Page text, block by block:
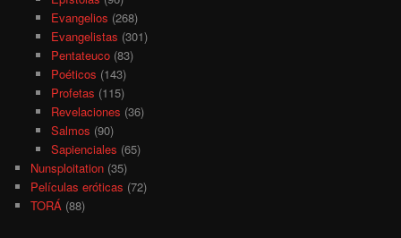
Evangelios (268)
Evangelistas (301)
Pentateuco(83)
Poéticos (143)
Profetas (115)
Revelaciones (36)
Salmos (90)
Sapienciales (65)
Nunsploitation (35)
Películas eróticas (72)
TORÁ (88)